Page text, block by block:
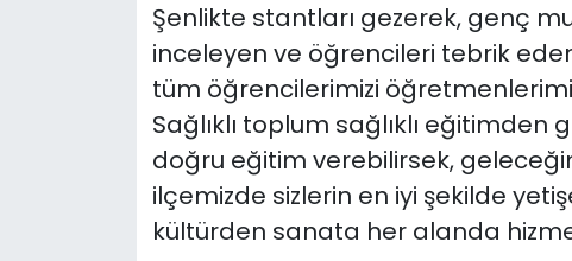
Şenlikte stantları gezerek, genç
inceleyen ve öğrencileri tebrik
tüm öğrencilerimizi
Sağlıklı toplum sağlıklı eğitimden
doğru eğitim verebilirsek,
ilçemizde sizlerin en iyi şekilde
kültürden sanata her alanda